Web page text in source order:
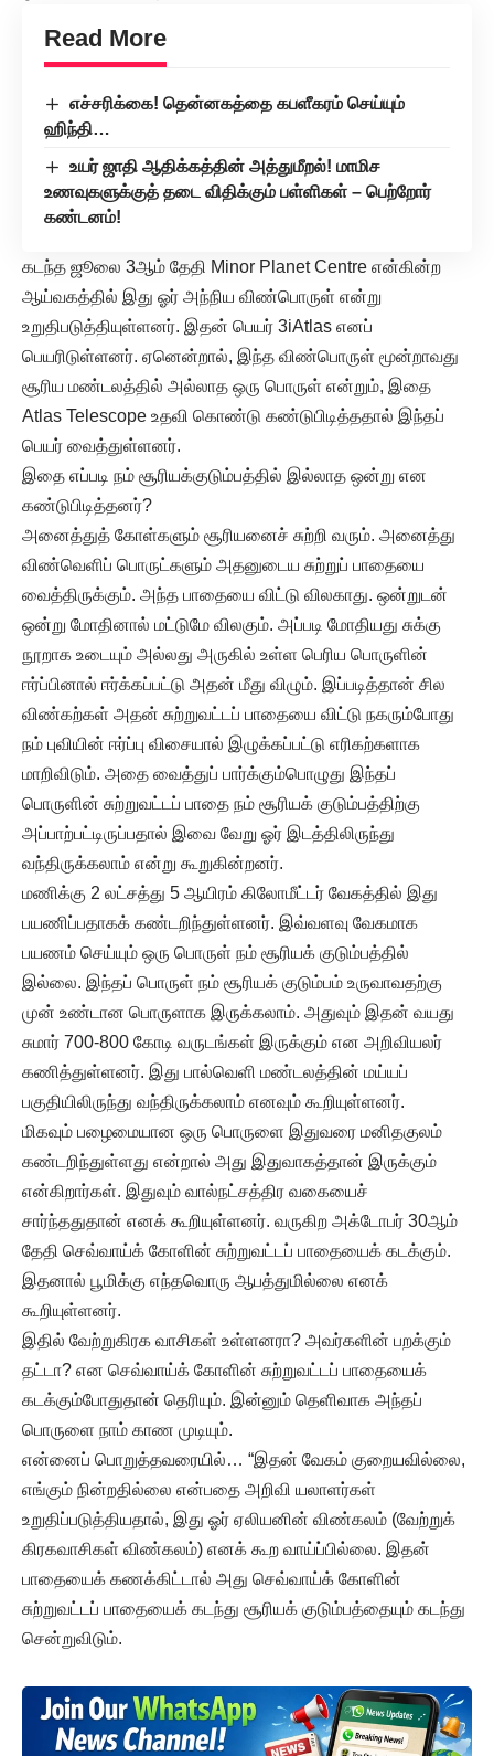
Read More
எச்சரிக்கை! தென்னகத்தை கபளீகரம் செய்யும்
ஹிந்தி…
உயர் ஜாதி ஆதிக்கத்தின் அத்துமீறல்! மாமிச
உணவுகளுக்குத் தடை விதிக்கும் பள்ளிகள் – பெற்றோர்
கண்டனம்!
கடந்த ஜூலை 3ஆம் தேதி Minor Planet Centre என்கின்ற
ஆய்வகத்தில் இது ஓர் அந்நிய விண்பொருள் என்று
உறுதிபடுத்தியுள்ளனர். இதன் பெயர் 3iAtlas எனப்
பெயரிடுள்ளனர். ஏனென்றால், இந்த விண்பொருள் மூன்றாவது
சூரிய மண்டலத்தில் அல்லாத ஒரு பொருள் என்றும், இதை
Atlas Telescope உதவி கொண்டு கண்டுபிடித்ததால் இந்தப்
பெயர் வைத்துள்ளனர்.
இதை எப்படி நம் சூரியக்குடும்பத்தில் இல்லாத ஒன்று என
கண்டுபிடித்தனர்?
அனைத்துத் கோள்களும் சூரியனைச் சுற்றி வரும். அனைத்து
விண்வெளிப் பொருட்களும் அதனுடைய சுற்றுப் பாதையை
வைத்திருக்கும். அந்த பாதையை விட்டு விலகாது. ஒன்றுடன்
ஒன்று மோதினால் மட்டுமே விலகும். அப்படி மோதியது சுக்கு
நூறாக உடையும் அல்லது அருகில் உள்ள பெரிய பொருளின்
ஈர்ப்பினால் ஈர்க்கப்பட்டு அதன் மீது விழும். இப்படித்தான் சில
விண்கற்கள் அதன் சுற்றுவட்டப் பாதையை விட்டு நகரும்போது
நம் புவியின் ஈர்ப்பு விசையால் இழுக்கப்பட்டு எரிகற்களாக
மாறிவிடும். அதை வைத்துப் பார்க்கும்பொழுது இந்தப்
பொருளின் சுற்றுவட்டப் பாதை நம் சூரியக் குடும்பத்திற்கு
அப்பாற்பட்டிருப்பதால் இவை வேறு ஓர் இடத்திலிருந்து
வந்திருக்கலாம் என்று கூறுகின்றனர்.
மணிக்கு 2 லட்சத்து 5 ஆயிரம் கிலோமீட்டர் வேகத்தில் இது
பயணிப்பதாகக் கண்டறிந்துள்ளனர். இவ்வளவு வேகமாக
பயணம் செய்யும் ஒரு பொருள் நம் சூரியக் குடும்பத்தில்
இல்லை. இந்தப் பொருள் நம் சூரியக் குடும்பம் உருவாவதற்கு
முன் உண்டான பொருளாக இருக்கலாம். அதுவும் இதன் வயது
சுமார் 700-800 கோடி வருடங்கள் இருக்கும் என அறிவியலர்
கணித்துள்ளனர். இது பால்வெளி மண்டலத்தின் மய்யப்
பகுதியிலிருந்து வந்திருக்கலாம் எனவும் கூறியுள்ளனர்.
மிகவும் பழைமையான ஒரு பொருளை இதுவரை மனிதகுலம்
கண்டறிந்துள்ளது என்றால் அது இதுவாகத்தான் இருக்கும்
என்கிறார்கள். இதுவும் வால்நட்சத்திர வகையைச்
சார்ந்ததுதான் எனக் கூறியுள்ளனர். வருகிற அக்டோபர் 30ஆம்
தேதி செவ்வாய்க் கோளின் சுற்றுவட்டப் பாதையைக் கடக்கும்.
இதனால் பூமிக்கு எந்தவொரு ஆபத்துமில்லை எனக்
கூறியுள்ளனர்.
இதில் வேற்றுகிரக வாசிகள் உள்ளனரா? அவர்களின் பறக்கும்
தட்டா? என செவ்வாய்க் கோளின் சுற்றுவட்டப் பாதையைக்
கடக்கும்போதுதான் தெரியும். இன்னும் தெளிவாக அந்தப்
பொருளை நாம் காண முடியும்.
என்னைப் பொறுத்தவரையில்… “இதன் வேகம் குறையவில்லை,
எங்கும் நின்றதில்லை என்பதை அறிவி யலாளர்கள்
உறுதிப்படுத்தியதால், இது ஓர் ஏலியனின் விண்கலம் (வேற்றுக்
கிரகவாசிகள் விண்கலம்) எனக் கூற வாய்ப்பில்லை. இதன்
பாதையைக் கணக்கிட்டால் அது செவ்வாய்க் கோளின்
சுற்றுவட்டப் பாதையைக் கடந்து சூரியக் குடும்பத்தையும் கடந்து
சென்றுவிடும்.